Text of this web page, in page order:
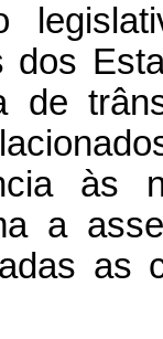
dos
de
às
a
as